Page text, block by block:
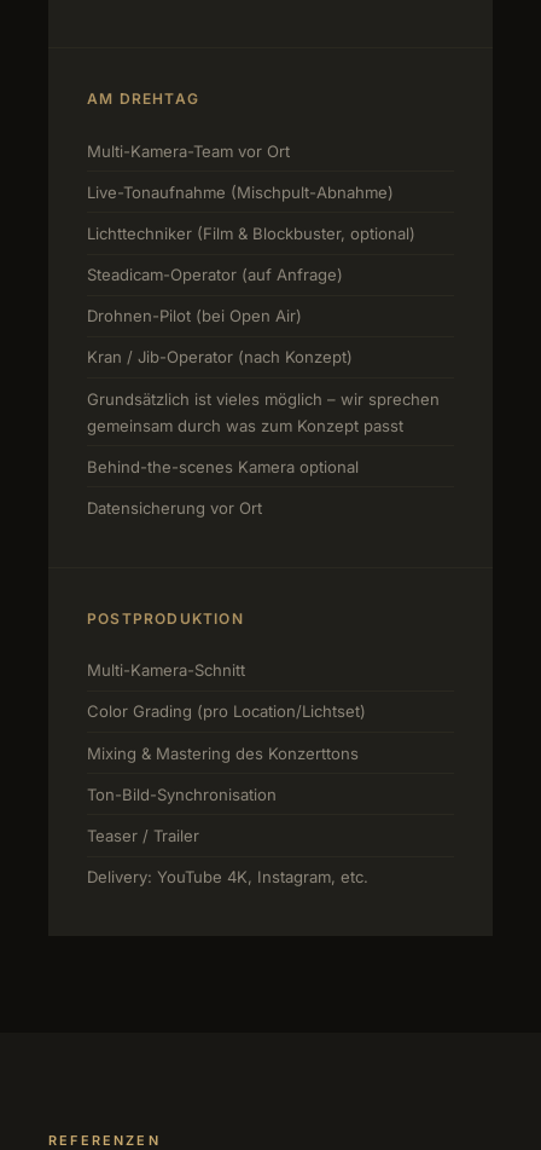
AM DREHTAG
Multi-Kamera-Team vor Ort
Live-Tonaufnahme (Mischpult-Abnahme)
Lichttechniker (Film & Blockbuster, optional)
Steadicam-Operator (auf Anfrage)
Drohnen-Pilot (bei Open Air)
Kran / Jib-Operator (nach Konzept)
Grundsätzlich ist vieles möglich – wir sprechen
gemeinsam durch was zum Konzept passt
Behind-the-scenes Kamera optional
Datensicherung vor Ort
POSTPRODUKTION
Multi-Kamera-Schnitt
Color Grading (pro Location/Lichtset)
Mixing & Mastering des Konzerttons
Ton-Bild-Synchronisation
Teaser / Trailer
Delivery: YouTube 4K, Instagram, etc.
REFERENZEN